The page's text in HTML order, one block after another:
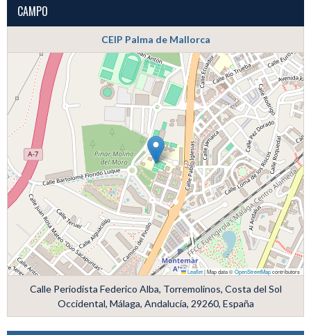
CAMPO
CEIP Palma de Mallorca
Leaflet|Map data ©OpenStreetMapcontributors
Calle Periodista Federico Alba, Torremolinos, Costa del Sol
Occidental, Málaga, Andalucía, 29260, España